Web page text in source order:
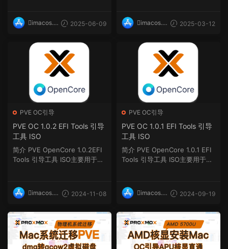
imacos.t
2025-06-09
imacos.t
2025-03-12
PVE OC引导
PVE OC 1.0.2 EFI Tools 引导
工具 ISO
简介 PVE OpenCore 1.0.2EFI
Tools 引导工具 ISO主要用于Pr
imacos.t
2024-11-08
PVE OC引导
PVE OC 1.0.1 EFI Tools 引导
工具 ISO
简介 PVE OpenCore 1.0.1 EFI
Tools 引导工具 ISO主要用于Pr
imacos.t
2024-09-19